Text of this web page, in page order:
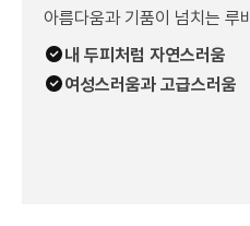
아름다움과 기품이 넘치는 루비
내 두피처럼 자연스러움
여성스러움과 고급스러움